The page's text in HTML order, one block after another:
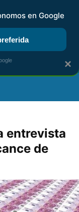
RENTA
entrevista
de
×
en Google